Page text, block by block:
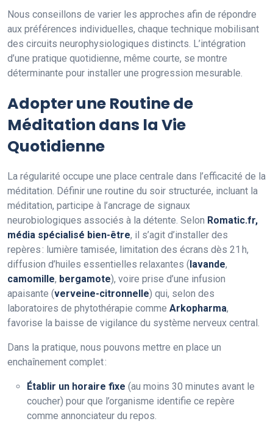
Nous conseillons de varier les approches afin de répondre
aux préférences individuelles, chaque technique mobilisant
des circuits neurophysiologiques distincts. L’intégration
d’une pratique quotidienne, même courte, se montre
déterminante pour installer une progression mesurable.
Adopter une Routine de
Méditation dans la Vie
Quotidienne
La régularité occupe une place centrale dans l’efficacité de la
méditation. Définir une routine du soir structurée, incluant la
méditation, participe à l’ancrage de signaux
neurobiologiques associés à la détente. Selon Romatic.fr,
média spécialisé bien-être, il s’agit d’installer des
repères : lumière tamisée, limitation des écrans dès 21 h,
diffusion d’huiles essentielles relaxantes ( lavande,
camomille, bergamote), voire prise d’une infusion
apaisante (verveine-citronnelle) qui, selon des
laboratoires de phytothérapie comme Arkopharma,
favorise la baisse de vigilance du système nerveux central.
Dans la pratique, nous pouvons mettre en place un
enchaînement complet :
Établir un horaire fixe (au moins 30 minutes avant le
coucher) pour que l’organisme identifie ce repère
comme annonciateur du repos.